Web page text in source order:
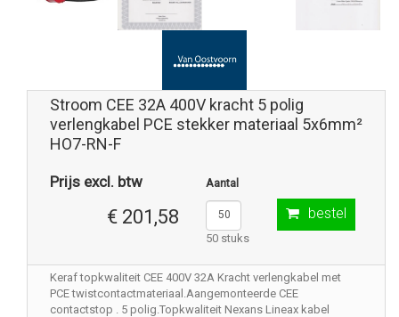
Stroom CEE 32A 400V kracht 5 polig
verlengkabel PCE stekker materiaal 5x6mm²
HO7-RN-F
Prijs excl. btw
€ 201,58
Aantal
50 stuks
bestel
Keraf topkwaliteit CEE 400V 32A Kracht verlengkabel met
PCE twistcontactmateriaal.Aangemonteerde CEE
contactstop . 5 polig.Topkwaliteit Nexans Lineax kabel